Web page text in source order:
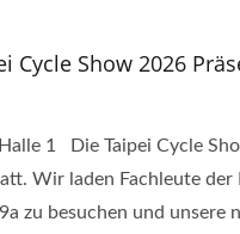
Cycle Show 2026
1 Die Taipei Cycle
Wir laden Fachleute der
zu besuchen und unsere